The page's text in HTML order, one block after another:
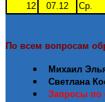
12
07.12 Ср.
По всем вопросам
Михаил
Светлана
Запросы по